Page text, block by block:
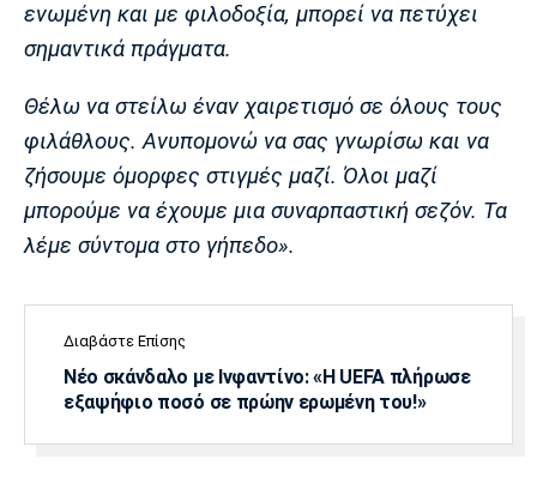
ενωμένη και με φιλοδοξία, μπορεί να πετύχει
σημαντικά πράγματα.
Θέλω να στείλω έναν χαιρετισμό σε όλους τους
φιλάθλους. Ανυπομονώ να σας γνωρίσω και να
ζήσουμε όμορφες στιγμές μαζί. Όλοι μαζί
μπορούμε να έχουμε μια συναρπαστική σεζόν. Τα
λέμε σύντομα στο γήπεδο».
Διαβάστε Επίσης
Νέο σκάνδαλο με Ινφαντίνο: «Η UEFA πλήρωσε
εξαψήφιο ποσό σε πρώην ερωμένη του!»